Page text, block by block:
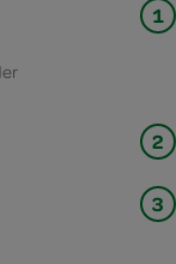
1
2
3